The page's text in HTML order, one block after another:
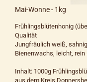
Mai-Wonne - 1kg
Frühlingsblütenhonig
Qualität
Jungfräulich weiß,
Bienenwachs, leicht, rein
Inhalt: 1000g
aus dem Kreis